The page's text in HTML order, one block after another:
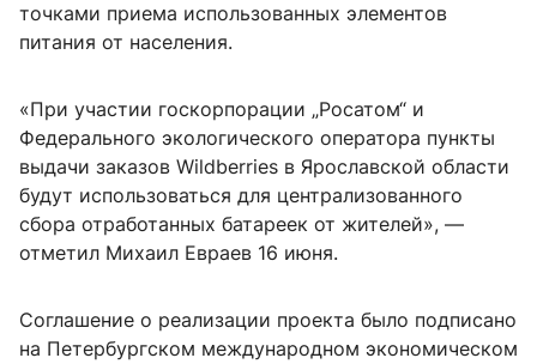
точками приема использованных элементов
питания от населения.
«При участии госкорпорации „Росатом“ и
Федерального экологического оператора пункты
выдачи заказов Wildberries в Ярославской области
будут использоваться для централизованного
сбора отработанных батареек от жителей», —
отметил Михаил Евраев 16 июня.
Соглашение о реализации проекта было подписано
на Петербургском международном экономическом